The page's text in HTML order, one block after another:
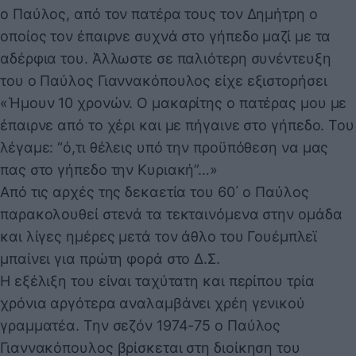
ο Παύλος, από τον πατέρα τους τον Δημήτρη ο
οποίος τον έπαιρνε συχνά στο γήπεδο μαζί με τα
αδέρφια του. Άλλωστε σε παλιότερη συνέντευξη
του ο Παύλος Γιαννακόπουλος είχε εξιστορήσει
«Ήμουν 10 χρονών. Ο μακαρίτης ο πατέρας μου με
έπαιρνε από το χέρι και με πήγαινε στο γήπεδο. Του
λέγαμε: “ό,τι θέλεις υπό την προϋπόθεση να μας
πας στο γήπεδο την Κυριακή”…»
Από τις αρχές της δεκαετία του 60΄ ο Παύλος
παρακολουθεί στενά τα τεκταινόμενα στην ομάδα
και λίγες ημέρες μετά τον άθλο του Γουέμπλεϊ
μπαίνει για πρώτη φορά στο Δ.Σ.
Η εξέλιξη του είναι ταχύτατη και περίπου τρία
χρόνια αργότερα αναλαμβάνει χρέη γενικού
γραμματέα. Την σεζόν 1974-75 ο Παύλος
Γιαννακόπουλος βρίσκεται στη διοίκηση του